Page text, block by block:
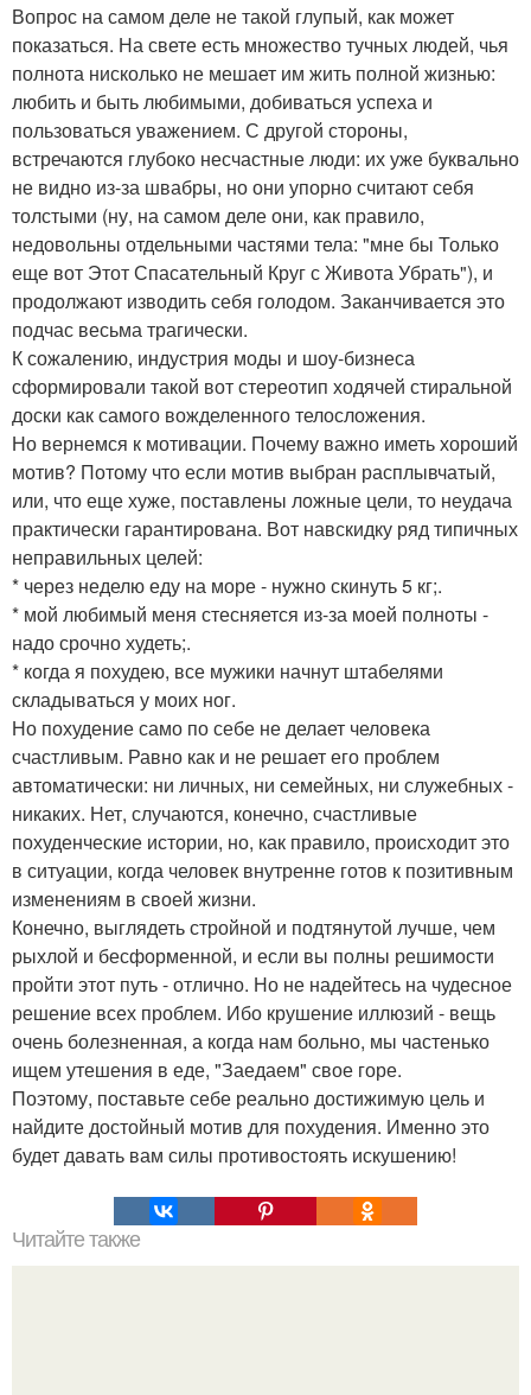
Вопрос на самом деле не такой глупый, как может
показаться. На свете есть множество тучных людей, чья
полнота нисколько не мешает им жить полной жизнью:
любить и быть любимыми, добиваться успеха и
пользоваться уважением. С другой стороны,
встречаются глубоко несчастные люди: их уже буквально
не видно из-за швабры, но они упорно считают себя
толстыми (ну, на самом деле они, как правило,
недовольны отдельными частями тела: "мне бы Только
еще вот Этот Спасательный Круг с Живота Убрать"), и
продолжают изводить себя голодом. Заканчивается это
подчас весьма трагически.
К сожалению, индустрия моды и шоу-бизнеса
сформировали такой вот стереотип ходячей стиральной
доски как самого вожделенного телосложения.
Но вернемся к мотивации. Почему важно иметь хороший
мотив? Потому что если мотив выбран расплывчатый,
или, что еще хуже, поставлены ложные цели, то неудача
практически гарантирована. Вот навскидку ряд типичных
неправильных целей:
* через неделю еду на море - нужно скинуть 5 кг;.
* мой любимый меня стесняется из-за моей полноты -
надо срочно худеть;.
* когда я похудею, все мужики начнут штабелями
складываться у моих ног.
Но похудение само по себе не делает человека
счастливым. Равно как и не решает его проблем
автоматически: ни личных, ни семейных, ни служебных -
никаких. Нет, случаются, конечно, счастливые
похуденческие истории, но, как правило, происходит это
в ситуации, когда человек внутренне готов к позитивным
изменениям в своей жизни.
Конечно, выглядеть стройной и подтянутой лучше, чем
рыхлой и бесформенной, и если вы полны решимости
пройти этот путь - отлично. Но не надейтесь на чудесное
решение всех проблем. Ибо крушение иллюзий - вещь
очень болезненная, а когда нам больно, мы частенько
ищем утешения в еде, "Заедаем" свое горе.
Поэтому, поставьте себе реально достижимую цель и
найдите достойный мотив для похудения. Именно это
будет давать вам силы противостоять искушению!
Читайте также